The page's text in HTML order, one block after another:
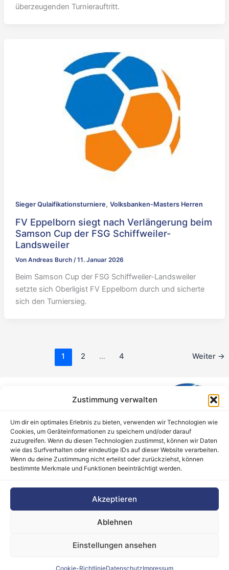
Zustimmung verwalten
Um dir ein optimales Erlebnis zu bieten, verwenden wir Technologien wie
Cookies, um Geräteinformationen zu speichern und/oder darauf
zuzugreifen. Wenn du diesen Technologien zustimmst, können wir Daten
wie das Surfverhalten oder eindeutige IDs auf dieser Website verarbeiten.
Wenn du deine Zustimmung nicht erteilst oder zurückziehst, können
bestimmte Merkmale und Funktionen beeinträchtigt werden.
Akzeptieren
Ablehnen
Einstellungen ansehen
Cookie-RichtlinieDatenschutzImpressum
überzeugenden Turnierauftritt.
Sieger Qulaifikationsturniere, Volksbanken-Masters Herren
FV Eppelborn siegt nach Verlängerung beim
Samson Cup der FSG Schiffweiler-
Landsweiler
Von Andreas Burch /11. Januar 2026
Beim Samson Cup der FSG Schiffweiler-Landsweiler
setzte sich Oberligist FV Eppelborn durch und sicherte
sich den Turniersieg.
1 2 … 4 Weiter →
Barrierefreiheitserklärung
Cookie-Richtlinie (EU)
Datenschutz
Impressum